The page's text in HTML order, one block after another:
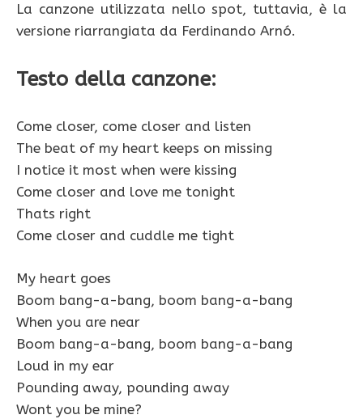
La canzone utilizzata nello spot, tuttavia, è la
versione riarrangiata da Ferdinando Arnó.
Testo della canzone:
Come closer, come closer and listen
The beat of my heart keeps on missing
I notice it most when were kissing
Come closer and love me tonight
Thats right
Come closer and cuddle me tight
My heart goes
Boom bang-a-bang, boom bang-a-bang
When you are near
Boom bang-a-bang, boom bang-a-bang
Loud in my ear
Pounding away, pounding away
Wont you be mine?